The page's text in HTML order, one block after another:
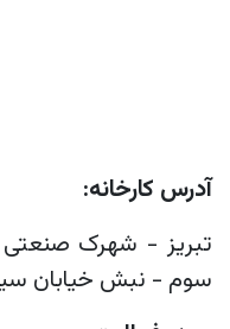
آدرس کارخانه:
​تبریز - شهرک صنعتی
سوم - نبش خیابان